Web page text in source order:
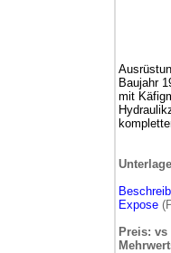
Baujahr
mit
Expose
Preis: